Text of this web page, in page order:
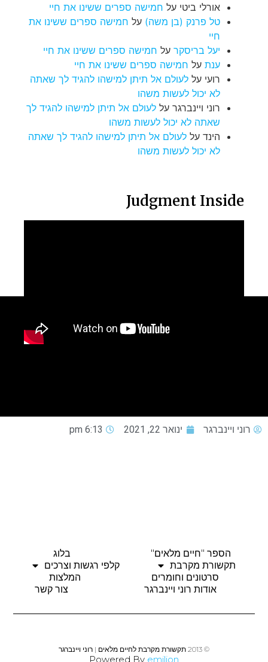
אורלי ביטי על חמישה ספרים ששינו את חיי
טל פרנק (בן משה) על חמישה ספרים ששינו את
חיי
יעל בריסקר על חמישה ספרים ששינו את חיי
ענת על חמישה ספרים ששינו את חיי
רועי על לעולם אל תיתן למישהו להגיד לך שאתה
לא יכול לעשות משהו
רוני ויינברגר על לעולם אל תיתן למישהו להגיד לך
שאתה לא יכול לעשות משהו
הינד על לעולם אל תיתן למישהו להגיד לך שאתה
לא יכול לעשות משהו
Judgment Inside
רוני ויינברגר ינואר 22, 2021 6:13 pm
הספר "חיים מלאים"
בלוג
תקשורת מקרבת
קלפי רגשות וצרכים
סרטונים וחומרים
המלצות
אודות רוני ויינברגר
צור קשר
© 2013 תקשורת מקרבת לחיים מלאים | רוני ויינברגר
Powered By emilion